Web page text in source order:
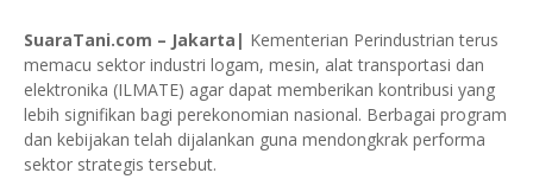
SuaraTani.com – Jakarta| Kementerian Perindustrian terus
memacu sektor industri logam, mesin, alat transportasi dan
elektronika (ILMATE) agar dapat memberikan kontribusi yang
lebih signifikan bagi perekonomian nasional. Berbagai program
dan kebijakan telah dijalankan guna mendongkrak performa
sektor strategis tersebut.